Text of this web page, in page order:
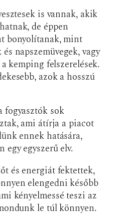
is vannak, akik
de éppen
bonyolítanak, mint
napszemüvegek, vagy
kemping felszerelések.
azok a hosszú
fogyasztók sok
ami átírja a piacot
ennek hatására,
egy egyszerű elv.
és energiát fektettek,
elengedni később
kényelmessé teszi az
le túl könnyen.